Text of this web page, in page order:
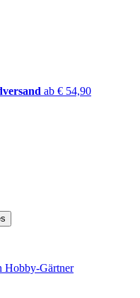
ab € 54,90
Hobby-Gärtner